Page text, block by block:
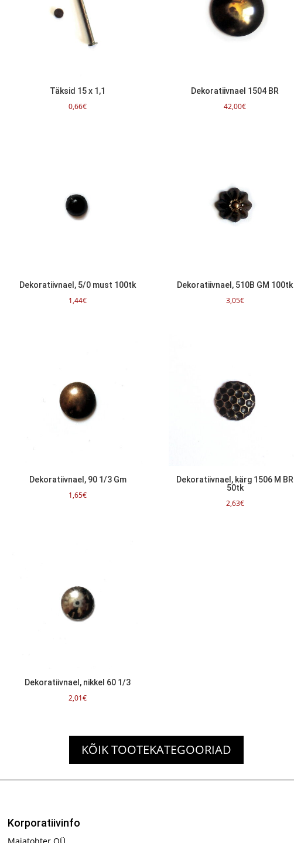
Täksid 15 x 1,1
0,66€
Dekoratiivnael 1504 BR
42,00€
Dekoratiivnael, 5/0 must 100tk
1,44€
Dekoratiivnael, 510B GM 100tk
3,05€
Dekoratiivnael, 90 1/3 Gm
1,65€
Dekoratiivnael, kärg 1506 M BR
50tk
2,63€
Dekoratiivnael, nikkel 60 1/3
2,01€
KÕIK TOOTEKATEGOORIAD
Korporatiivinfo